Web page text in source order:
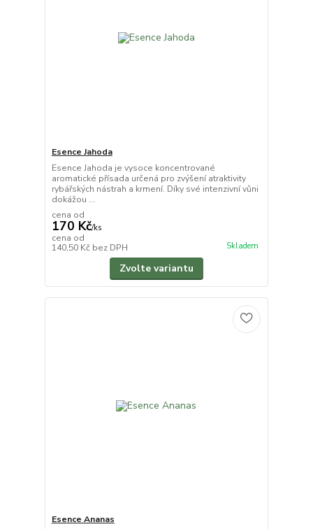
Esence Jahoda
Esence Jahoda je vysoce koncentrované
aromatické přísada určená pro zvýšení atraktivity
rybářských nástrah a krmení. Díky své intenzivní vůni
dokážou ...
cena od
170 Kč/ks
cena od
140,50 Kč bez DPH Skladem
Zvolte variantu
Esence Ananas